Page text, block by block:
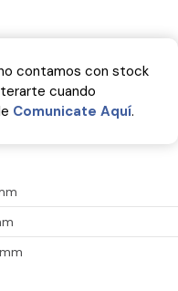
contamos con stock
cuando
Comunicate Aquí­.